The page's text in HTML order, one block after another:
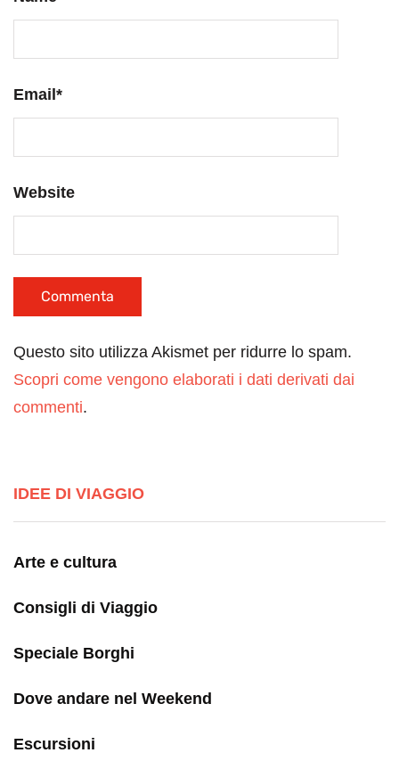
Email*
Website
Questo sito utilizza Akismet per ridurre lo spam.
Scopri come vengono elaborati i dati derivati dai
commenti.
IDEE DI VIAGGIO
Arte e cultura
Consigli di Viaggio
Speciale Borghi
Dove andare nel Weekend
Escursioni